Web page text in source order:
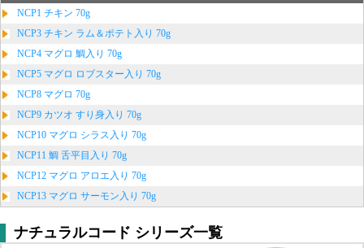
NCP1 チキン 70g
NCP3 チキン ラム＆ポテト入り 70g
NCP4 マグロ 鯛入り 70g
NCP5 マグロ ロブスター入り 70g
NCP8 マグロ 70g
NCP9 カツオ すり身入り 70g
NCP10 マグロ シラス入り 70g
NCP11 鯛 舌平目入り 70g
NCP12 マグロ アロエ入り 70g
NCP13 マグロ サーモン入り 70g
ナチュラルコード シリーズ一覧